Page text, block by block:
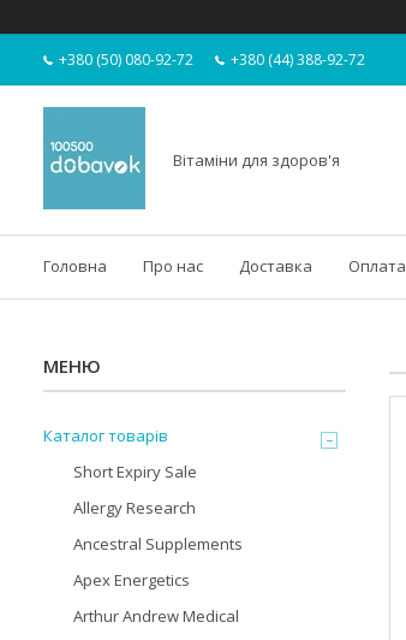
+380 (50) 080-92-72 +380 (44) 388-92-72
Вітаміни для здоров'я
Головна Про нас Доставка Оплата
Каталог товарів
Short Expiry Sale
Allergy Research
Ancestral Supplements
Apex Energetics
Arthur Andrew Medical